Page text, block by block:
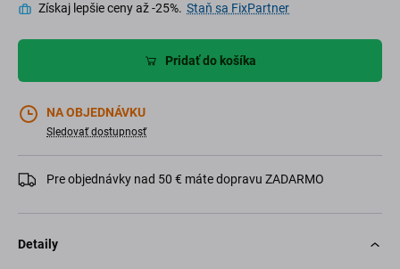
Získaj lepšie ceny až -25%. Staň sa FixPartner
Pridať do košíka
NA OBJEDNÁVKU
Sledovať dostupnosť
Pre objednávky nad 50 € máte dopravu ZADARMO
Detaily